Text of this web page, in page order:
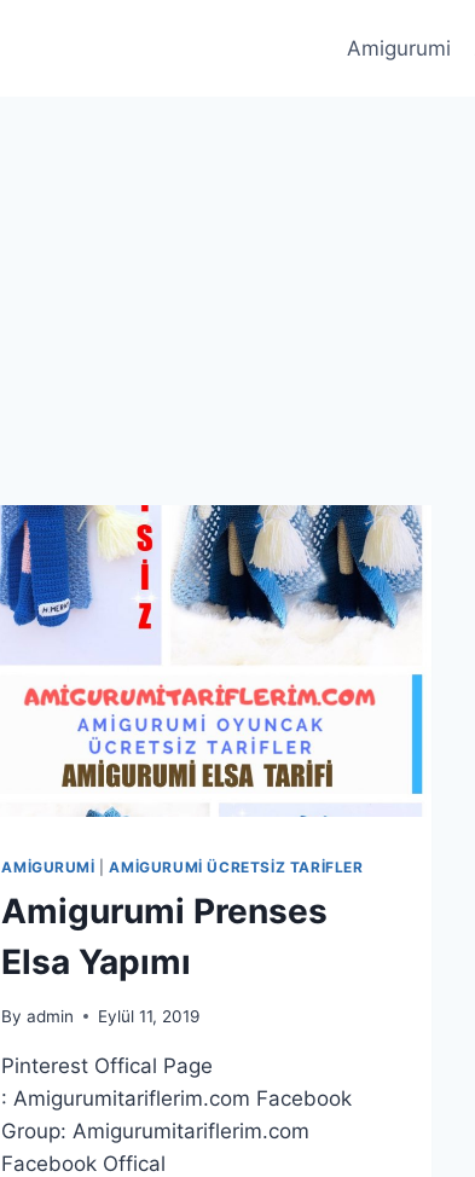
Amigurumi
AMIGURUMI |AMIGURUMI ÜCRETSIZ TARIFLER
Amigurumi Prenses
Elsa Yapımı
By admin Eylül 11, 2019
Pinterest Offical Page
: Amigurumitariflerim.com Facebook
Group: Amigurumitariflerim.com
Facebook Offical